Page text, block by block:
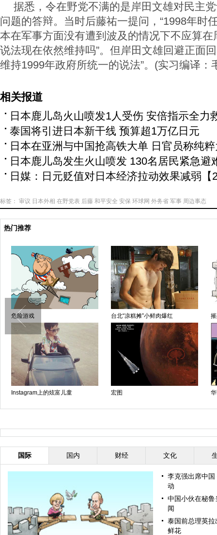
据悉，令在野党不满的是岸田文雄对民主
问题的答辩。当时后藤祐一提问，“1998年时
本在军事方面没有遭到波及的情况下不应算
说法现在依然维持吗”。但岸田文雄回避正面
维持1999年政府所统一的说法”。(实习编译：
相关报道
日本鹿儿岛火山喷发1人受伤 安倍指示全力
泰国将引进日本新干线 预算超1万亿日元
日本在亚洲与中国抢高铁大单 日官员称纯
日本鹿儿岛发生火山喷发 130名居民紧急避
日媒：日元贬值对日本经济拉动效果减弱【
标签： 审议 日本外相 在野党表 后藤 和平安全 安保 环球网 外务省 军事 周边事态
热门推荐
危险游戏 台北“凉糕摊”小鲜肉爆红
Instagram上的炫富儿童 宏图
国际 国内 财经 文化
李克强出席中
动
中国小伙在秘鲁
闻
泰国前总理英
鲜花